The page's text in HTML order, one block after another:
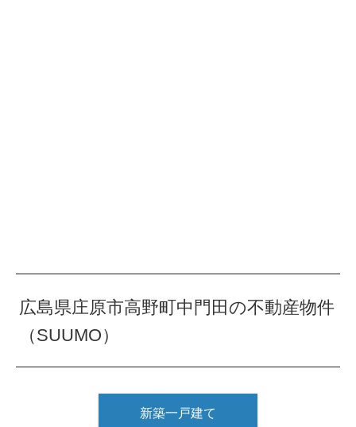
広島県庄原市高野町中門田の不動産物件
（SUUMO）
新築一戸建て